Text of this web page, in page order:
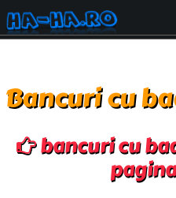
Bancuri cu
bancuri cu